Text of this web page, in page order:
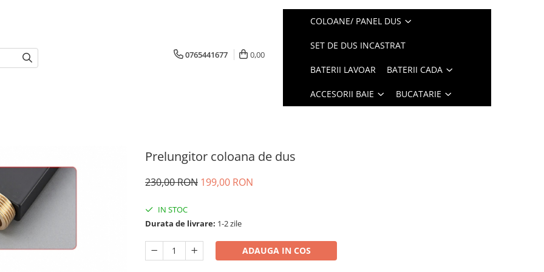
0765441677 0,00
COLOANE/ PANEL DUS
SET DE DUS INCASTRAT
BATERII LAVOAR BATERII CADA
ACCESORII BAIE BUCATARIE
Prelungitor coloana de dus
230,00 RON 199,00 RON
IN STOC
Durata de livrare: 1-2 zile
ADAUGA IN COS